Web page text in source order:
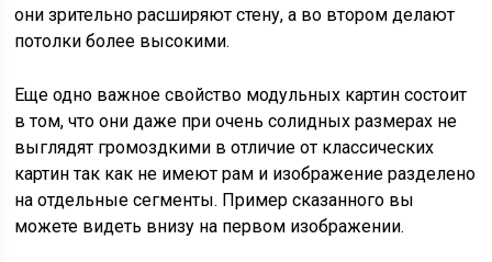
они зрительно расширяют стену, а во втором делают
потолки более высокими.
Еще одно важное свойство модульных картин состоит
в том, что они даже при очень солидных размерах не
выглядят громоздкими в отличие от классических
картин так как не имеют рам и изображение разделено
на отдельные сегменты. Пример сказанного вы
можете видеть внизу на первом изображении.